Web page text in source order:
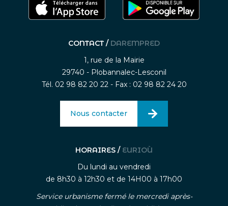
CONTACT / DAREMPRED
1, rue de la Mairie
29740 - Plobannalec-Lesconil
Tél. 02 98 82 20 22 - Fax : 02 98 82 24 20
Nous contacter
HORAIRES / EURIOÙ
Du lundi au vendredi
de 8h30 à 12h30 et de 14H00 à 17h00
Service urbanisme fermé le mercredi après-